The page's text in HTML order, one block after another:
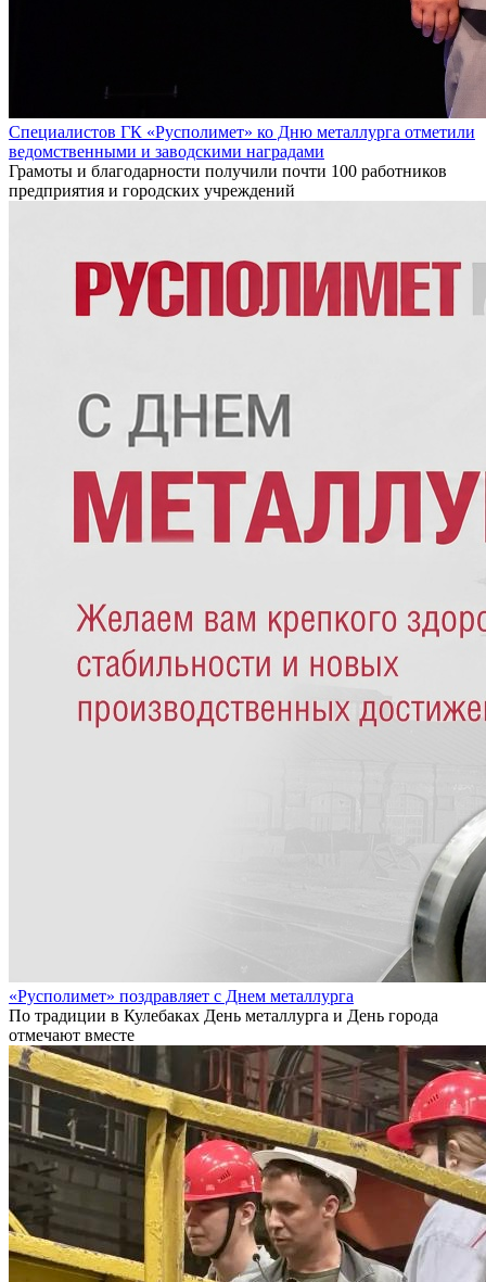
Специалистов ГК «Русполимет» ко Дню металлурга отметили
ведомственными и заводскими наградами
Грамоты и благодарности получили почти 100 работников
предприятия и городских учреждений
«Русполимет» поздравляет с Днем металлурга
По традиции в Кулебаках День металлурга и День города
отмечают вместе